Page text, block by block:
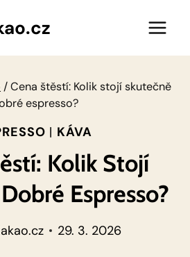
/Cena štěstí: Kolik stojí skutečně
espresso?
| KÁVA
Kolik Stojí
Espresso?
29. 3. 2026